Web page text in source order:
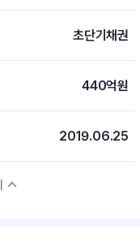
초단기채권
440억원
2019.06.25